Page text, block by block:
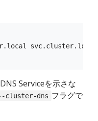
svc.cluster.local
Serviceを示さな
cluster-dns フラグで